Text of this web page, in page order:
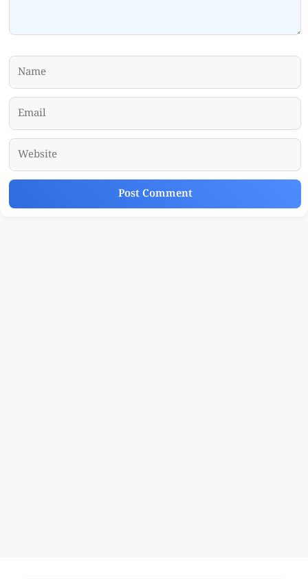
Name
Email
Website